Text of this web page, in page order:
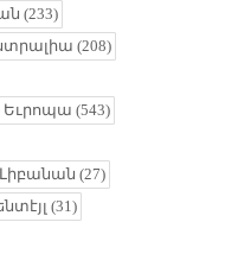
(233)
(208)
Եւրոպա (543)
(27)
(31)